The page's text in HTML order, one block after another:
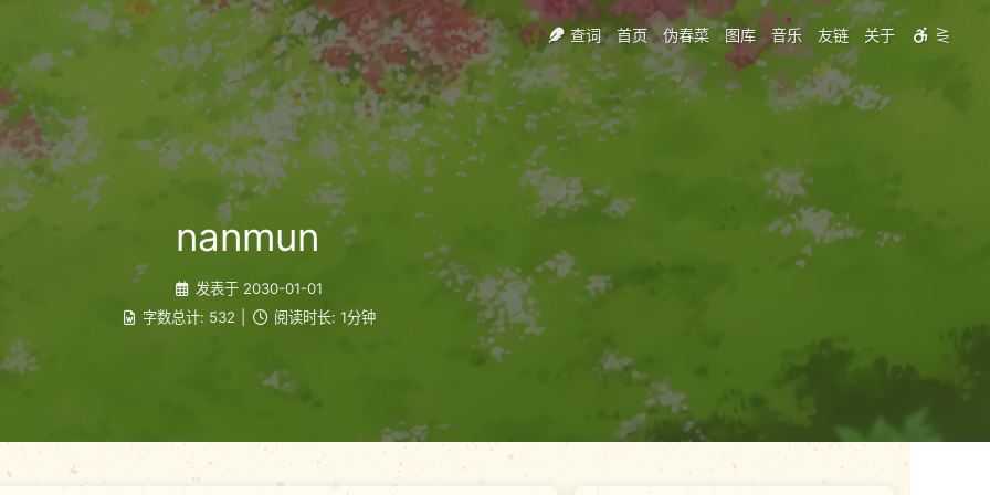
查词 首页 伪春菜 图库 音乐 友链 关于 ⋛
nanmun
发表于 2030-01-01
字数总计: 532 阅读时长: 1分钟